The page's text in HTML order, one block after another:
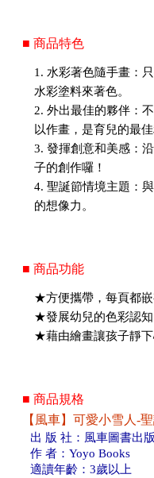
■ 商品特色
1. 水彩著色隨手畫：
水彩塗料來著色。
2. 外出最佳的夥伴：
以作畫，是育兒的最佳
3. 發揮創意和美感：
子的創作囉！
4. 聖誕節情境主題：
的想像力。
■ 商品功能
★方便攜帶，每頁都嵌
★發展幼兒的色彩認知
★藉由繪畫讓孩子靜下
■ 商品規格
【風車】可愛小雪人-
出 版 社：風車圖書出
作 者：Yoyo Books
適讀年齡：3歲以上